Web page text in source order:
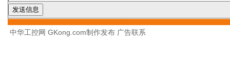
中华工控网 GKong.com制作发布 广告联系